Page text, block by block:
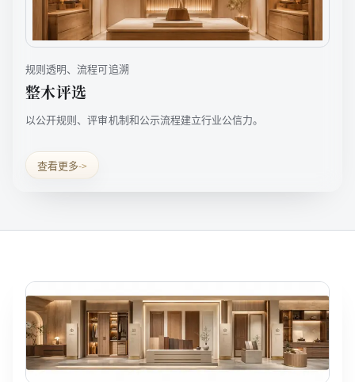
规则透明、流程可追溯
整木评选
以公开规则、评审机制和公示流程建立行业公信力。
查看更多->